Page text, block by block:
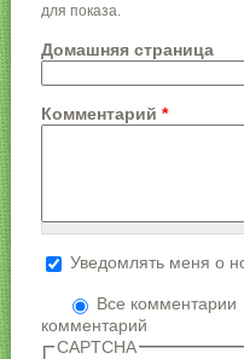
для показа.
Домашняя страница
Комментарий *
Более подробная
Формат текста
Уведомлять меня о
Все комментарии
комментарий
CAPTCHA